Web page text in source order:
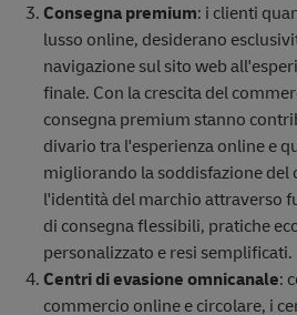
Consegna premium: i clienti
lusso online, desiderano
navigazione sul sito web
finale. Con la crescita del
consegna premium stanno
divario tra l'esperienza online e
migliorando la soddisfazione del
l'identità del marchio attraverso
di consegna flessibili, pratiche
personalizzato e resi semplificati.
Centri di evasione omnicanale:
commercio online e circolare, i